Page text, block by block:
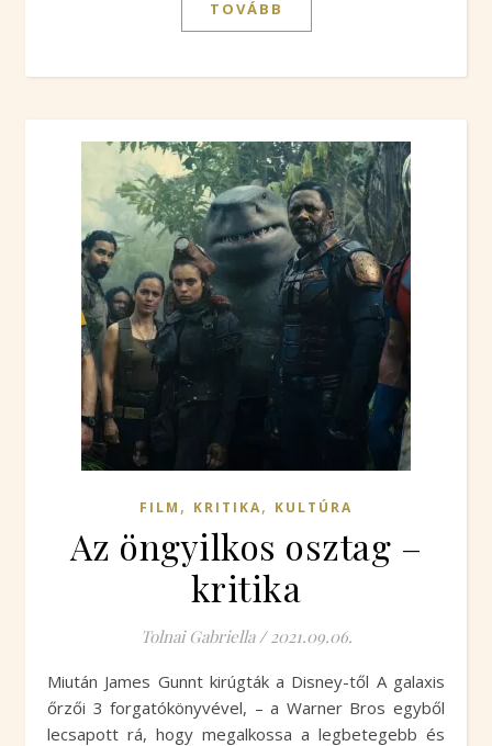
TOVÁBB
FILM , KRITIKA, KULTÚRA
Az öngyilkos osztag –
kritika
Tolnai Gabriella / 2021.09.06.
Miután James Gunnt kirúgták a Disney-től A galaxis
őrzői 3 forgatókönyvével, – a Warner Bros egyből
lecsapott rá, hogy megalkossa a legbetegebb és